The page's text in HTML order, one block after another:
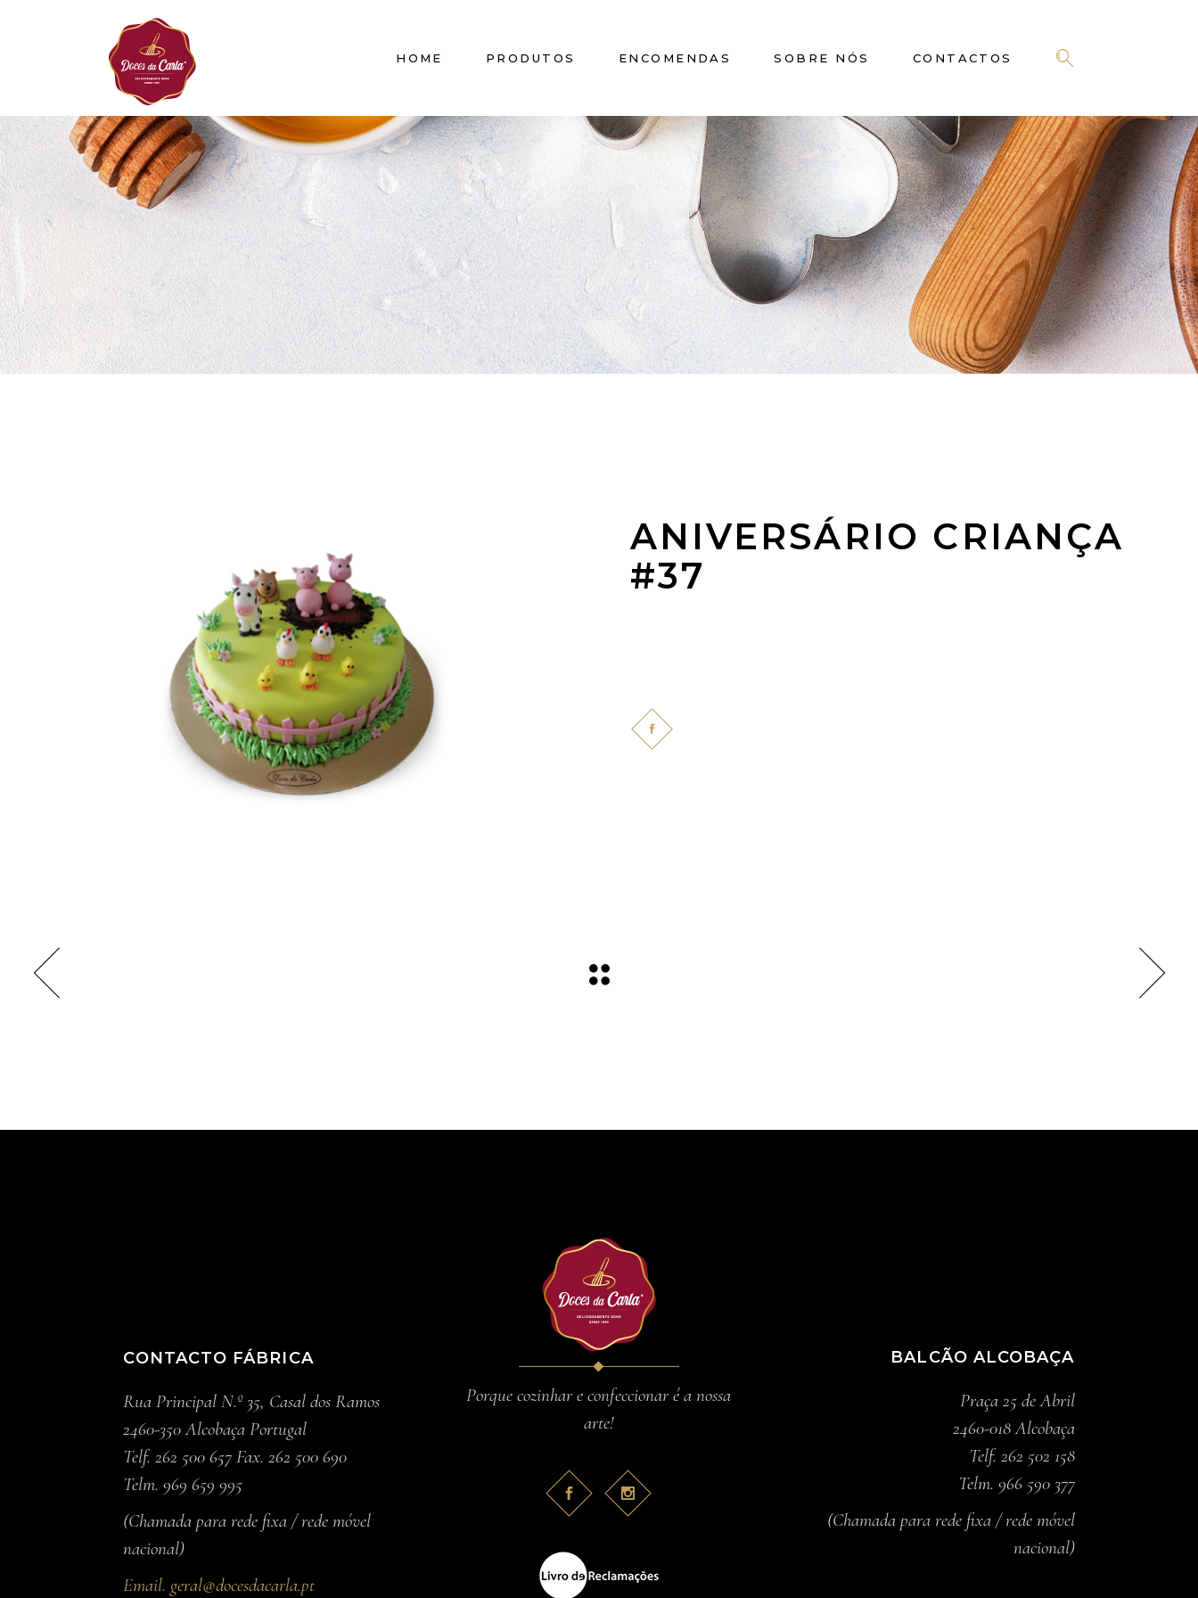
HOME PRODUTOS ENCOMENDAS SOBRE NÓS CONTACTOS
ANIVERSÁRIO CRIANÇA
#37
CONTACTO FÁBRICA
Rua Principal N.º 35, Casal dos Ramos
2460-350 Alcobaça Portugal
Telf. 262 500 657 Fax. 262 500 690
Telm. 969 659 995
(Chamada para rede fixa / rede móvel
nacional)
Email. geral@docesdacarla.pt
Porque cozinhar e confeccionar é a nossa
arte!
BALCÃO ALCOBAÇA
Praça 25 de Abril
2460-018 Alcobaça
Telf. 262 502 158
Telm. 966 590 377
(Chamada para rede fixa / rede móvel
nacional)